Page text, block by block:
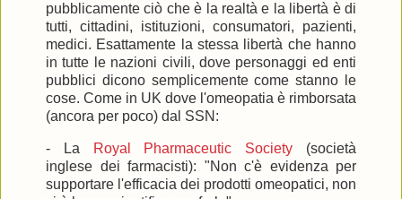
pubblicamente ciò che è la realtà e la libertà è di
tutti, cittadini, istituzioni, consumatori, pazienti,
medici. Esattamente la stessa libertà che hanno
in tutte le nazioni civili, dove personaggi ed enti
pubblici dicono semplicemente come stanno le
cose. Come in UK dove l'omeopatia è rimborsata
(ancora per poco) dal SSN:
- La Royal Pharmaceutic Society (società
inglese dei farmacisti): "Non c'è evidenza per
supportare l'efficacia dei prodotti omeopatici, non